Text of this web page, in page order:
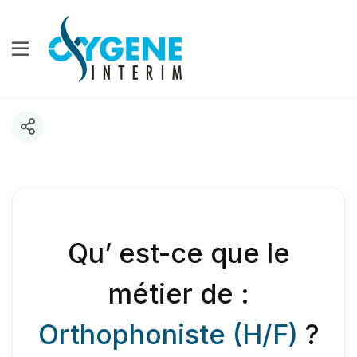
Qu’ est-ce que le
métier de :
Orthophoniste (H/F) ?